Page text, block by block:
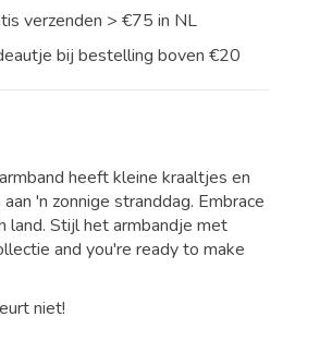
verzenden > €75 in NL
bij bestelling boven €20
heeft kleine kraaltjes en
'n zonnige stranddag. Embrace
land. Stijl het armbandje met
and you're ready to make
niet!